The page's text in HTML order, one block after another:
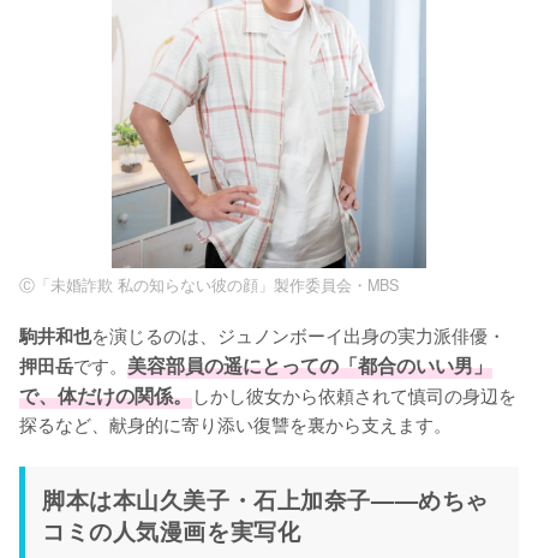
Ⓒ「未婚詐欺 私の知らない彼の顔」製作委員会・MBS
駒井和也を演じるのは、ジュノンボーイ出身の実力派俳優・
押田岳です。 美容部員の遥にとっての「都合のいい男」
で、体だけの関係。しかし彼女から依頼されて慎司の身辺を
探るなど、献身的に寄り添い復讐を裏から支えます。
脚本は本山久美子・石上加奈子——めちゃ
コミの人気漫画を実写化